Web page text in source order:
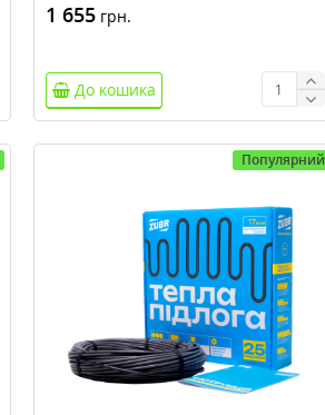
1 655 грн.
До кошика
Популярний